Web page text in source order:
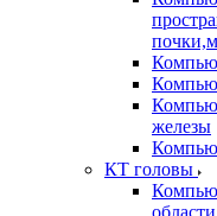
железы
КТ головы
области